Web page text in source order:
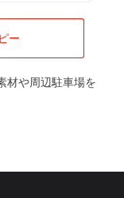
ー
材や周辺駐車場を